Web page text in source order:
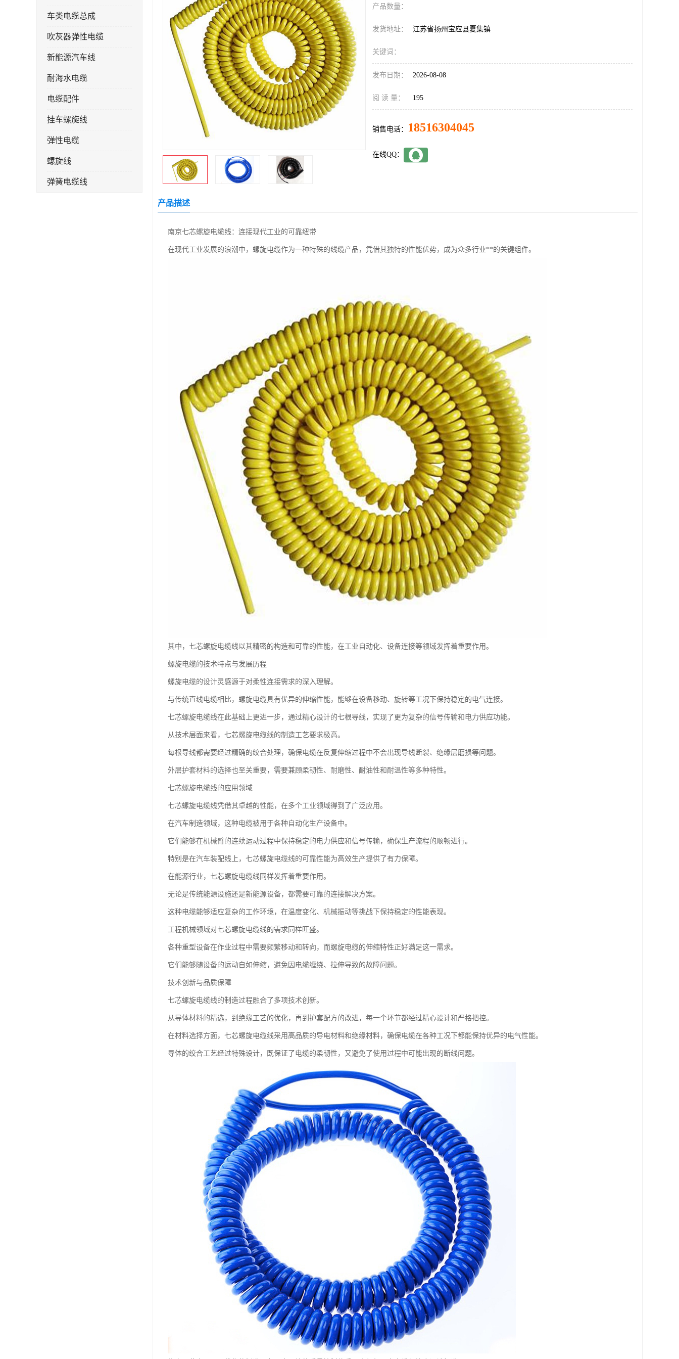
车类电缆总成
吹灰器弹性电缆
新能源汽车线
耐海水电缆
电缆配件
挂车螺旋线
弹性电缆
螺旋线
弹簧电缆线
产品数量：
发货地址： 江苏省扬州宝应县夏集镇
关键词：
发布日期： 2026-08-08
阅 读 量： 195
销售电话： 18516304045
在线QQ：
产品描述
南京七芯螺旋电缆线：连接现代工业的可靠纽带
在现代工业发展的浪潮中，螺旋电缆作为一种特殊的线缆产品，凭借其独特的性能优势，成为众多行业**的关键组件。
其中，七芯螺旋电缆线以其精密的构造和可靠的性能，在工业自动化、设备连接等领域发挥着重要作用。
螺旋电缆的技术特点与发展历程
螺旋电缆的设计灵感源于对柔性连接需求的深入理解。
与传统直线电缆相比，螺旋电缆具有优异的伸缩性能，能够在设备移动、旋转等工况下保持稳定的电气连接。
七芯螺旋电缆线在此基础上更进一步，通过精心设计的七根导线，实现了更为复杂的信号传输和电力供应功能。
从技术层面来看，七芯螺旋电缆线的制造工艺要求极高。
每根导线都需要经过精确的绞合处理，确保电缆在反复伸缩过程中不会出现导线断裂、绝缘层磨损等问题。
外层护套材料的选择也至关重要，需要兼顾柔韧性、耐磨性、耐油性和耐温性等多种特性。
七芯螺旋电缆线的应用领域
七芯螺旋电缆线凭借其卓越的性能，在多个工业领域得到了广泛应用。
在汽车制造领域，这种电缆被用于各种自动化生产设备中。
它们能够在机械臂的连续运动过程中保持稳定的电力供应和信号传输，确保生产流程的顺畅进行。
特别是在汽车装配线上，七芯螺旋电缆线的可靠性能为高效生产提供了有力保障。
在能源行业，七芯螺旋电缆线同样发挥着重要作用。
无论是传统能源设施还是新能源设备，都需要可靠的连接解决方案。
这种电缆能够适应复杂的工作环境，在温度变化、机械振动等挑战下保持稳定的性能表现。
工程机械领域对七芯螺旋电缆线的需求同样旺盛。
各种重型设备在作业过程中需要频繁移动和转向，而螺旋电缆的伸缩特性正好满足这一需求。
它们能够随设备的运动自如伸缩，避免因电缆缠绕、拉伸导致的故障问题。
技术创新与品质保障
七芯螺旋电缆线的制造过程融合了多项技术创新。
从导体材料的精选，到绝缘工艺的优化，再到护套配方的改进，每一个环节都经过精心设计和严格把控。
在材料选择方面，七芯螺旋电缆线采用高品质的导电材料和绝缘材料，确保电缆在各种工况下都能保持优异的电气性能。
导体的绞合工艺经过特殊设计，既保证了电缆的柔韧性，又避免了使用过程中可能出现的断线问题。